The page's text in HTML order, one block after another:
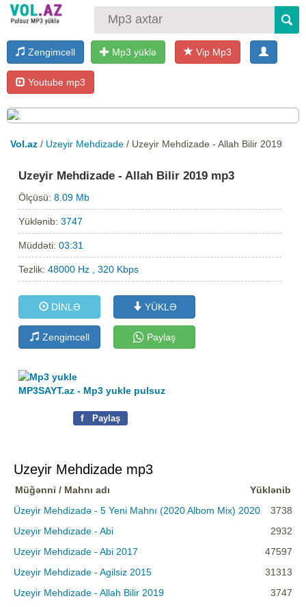
Zengimcell Mp3 yüklə Vip Mp3
Youtube mp3
Vol.az / Uzeyir Mehdizade / Uzeyir Mehdizade - Allah Bilir 2019
Uzeyir Mehdizade - Allah Bilir 2019 mp3
Ölçüsü:8.09 Mb
Yüklənib:3747
Müddəti:03:31
Tezlik:48000 Hz , 320 Kbps
DİNLƏ YÜKLƏ
Zengimcell Paylaş
MP3SAYT.az - Mp3 yukle pulsuz
f Paylaş
Uzeyir Mehdizade mp3
Müğənni / Mahnı adı
Yüklənib
Üzeyir Mehdizadə - 5 Yeni Mahnı (2020 Albom Mix) 2020
3738
Uzeyir Mehdizade - Abi
2932
Uzeyir Mehdizade - Abi 2017
47597
Uzeyir Mehdizade - Agilsiz 2015
31313
Uzeyir Mehdizade - Allah Bilir 2019
3747